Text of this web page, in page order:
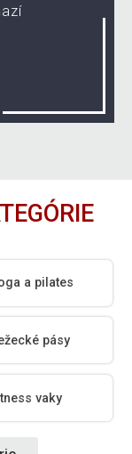
a pilates
pásy
vaky